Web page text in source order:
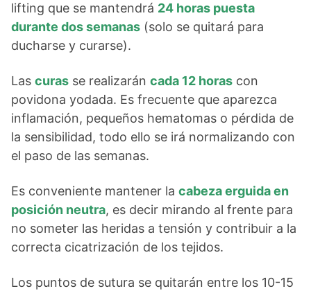
lifting que se mantendrá 24 horas puesta
durante dos semanas (solo se quitará para
ducharse y curarse).
Las curas se realizarán cada 12 horas con
povidona yodada. Es frecuente que aparezca
inflamación, pequeños hematomas o pérdida de
la sensibilidad, todo ello se irá normalizando con
el paso de las semanas.
Es conveniente mantener la cabeza erguida en
posición neutra, es decir mirando al frente para
no someter las heridas a tensión y contribuir a la
correcta cicatrización de los tejidos.
Los puntos de sutura se quitarán entre los 10-15